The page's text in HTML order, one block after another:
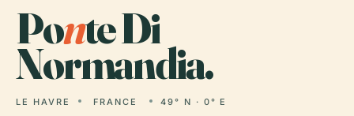
Ponte Di
Normandia.
LE HAVRE FRANCE 49° N · 0° E